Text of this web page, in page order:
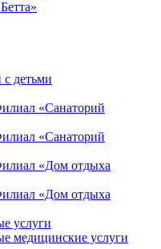
детьми
«Санаторий
«Санаторий
«Дом отдыха
«Дом отдыха
услуги
медицинские услуги